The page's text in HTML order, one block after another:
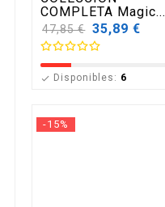
COMPLETA Magic...
Precio
base
47,85 € 35,89 €
 Disponibles: 6
-15%